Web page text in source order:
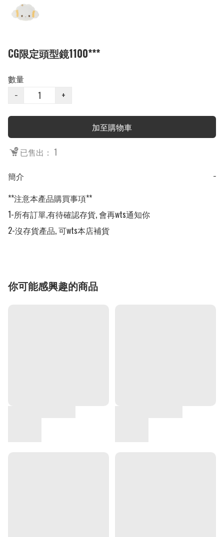
CG限定頭型鏡1100***
數量
−
+
加至購物車
已售出： 1
簡介
−
**注意本產品購買事項**
1-所有訂單,有待確認存貨, 會再wts通知你
2-沒存貨產品, 可wts本店補貨
你可能感興趣的商品